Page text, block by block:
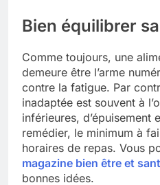
Bien équilibrer
Comme toujours, une
demeure être l’arme
contre la fatigue. Par
inadaptée est souvent à
inférieures, d’épuisement
remédier, le minimum à
horaires de repas. Vous
magazine bien être et
bonnes idées.